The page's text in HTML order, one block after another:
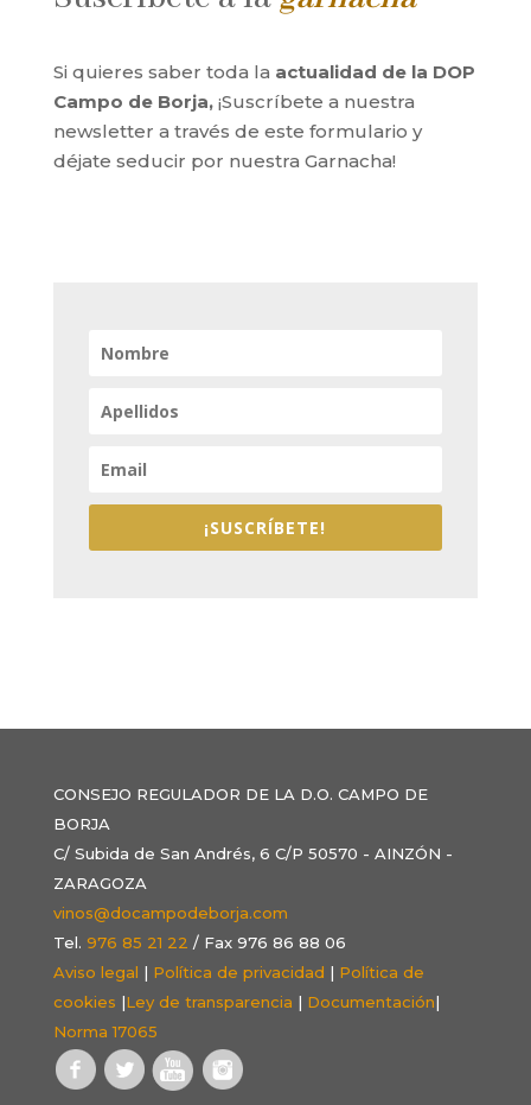
Si quieres saber toda la actualidad de la DOP
Campo de Borja,¡Suscríbete a nuestra
newsletter a través de este formulario y
déjate seducir por nuestra Garnacha!
¡SUSCRÍBETE!
CONSEJO REGULADOR DE LA D.O. CAMPO DE
BORJA
C/ Subida de San Andrés, 6 C/P 50570 - AINZÓN -
ZARAGOZA
vinos@docampodeborja.com
Tel. 976 85 21 22 / Fax 976 86 88 06
Aviso legal | Política de privacidad | Política de
cookies |Ley de transparencia | Documentación|
Norma 17065